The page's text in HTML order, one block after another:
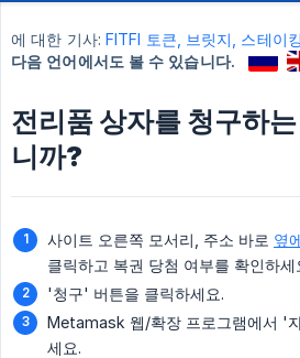
에 대한 기사: FITFI 토큰, 브릿지, 스테이
다음 언어에서도 볼 수 있습니다.
전리품 상자를 청구하
니까?
사이트 오른쪽 모서리, 주소 바로 옆
클릭하고 복권 당첨 여부를 확인하세
'청구' 버튼을 클릭하세요.
Metamask 웹/확장 프로그램에서 '
세요.